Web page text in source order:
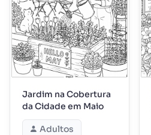
Jardim na Cobertura
da Cidade em Maio
Adultos